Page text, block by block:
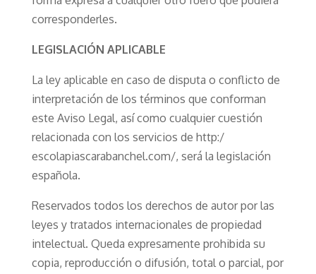
corresponderles.
LEGISLACIÓN APLICABLE
La ley aplicable en caso de disputa o conflicto de
interpretación de los términos que conforman
este Aviso Legal, así como cualquier cuestión
relacionada con los servicios de http:/
escolapiascarabanchel.com/, será la legislación
española.
Reservados todos los derechos de autor por las
leyes y tratados internacionales de propiedad
intelectual. Queda expresamente prohibida su
copia, reproducción o difusión, total o parcial, por